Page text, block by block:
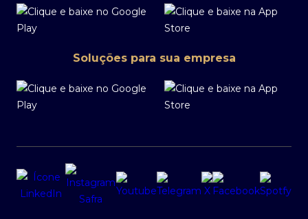
Soluções para sua empresa